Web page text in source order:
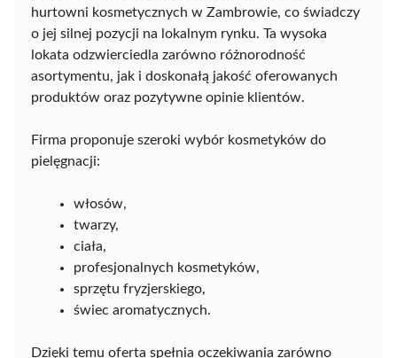
hurtowni kosmetycznych w Zambrowie, co świadczy
o jej silnej pozycji na lokalnym rynku. Ta wysoka
lokata odzwierciedla zarówno różnorodność
asortymentu, jak i doskonałą jakość oferowanych
produktów oraz pozytywne opinie klientów.
Firma proponuje szeroki wybór kosmetyków do
pielęgnacji:
włosów,
twarzy,
ciała,
profesjonalnych kosmetyków,
sprzętu fryzjerskiego,
świec aromatycznych.
Dzięki temu oferta spełnia oczekiwania zarówno